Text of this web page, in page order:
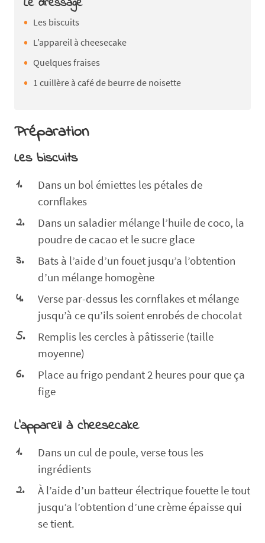
Les biscuits
L’appareil à cheesecake
Quelques fraises
1 cuillère à café de beurre de noisette
Préparation
Les biscuits
Dans un bol émiettes les pétales de
cornflakes
Dans un saladier mélange l’huile de coco, la
poudre de cacao et le sucre glace
Bats à l’aide d’un fouet jusqu’a l’obtention
d’un mélange homogène
Verse par-dessus les cornflakes et mélange
jusqu’à ce qu’ils soient enrobés de chocolat
Remplis les cercles à pâtisserie (taille
moyenne)
Place au frigo pendant 2 heures pour que ça
fige
L'appareil à cheesecake
Dans un cul de poule, verse tous les
ingrédients
À l’aide d’un batteur électrique fouette le tout
jusqu’a l’obtention d’une crème épaisse qui
se tient.